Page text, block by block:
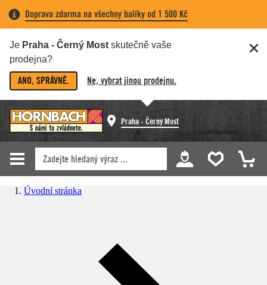
Doprava zdarma na všechny balíky od 1 500 Kč
Je Praha - Černý Most skutečně vaše
prodejna?
ANO, SPRÁVNĚ. Ne, vybrat jinou prodejnu.
Praha - Černý Most
Úvodní stránka